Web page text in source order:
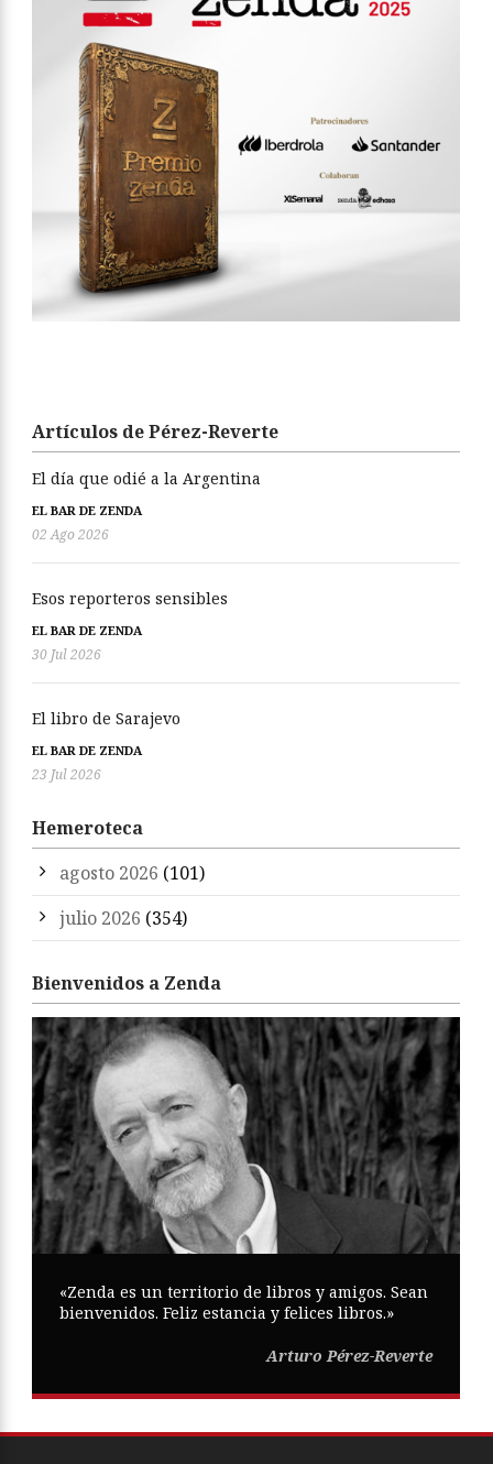
Artículos de Pérez-Reverte
El día que odié a la Argentina
EL BAR DE ZENDA
02 Ago 2026
Esos reporteros sensibles
EL BAR DE ZENDA
30 Jul 2026
El libro de Sarajevo
EL BAR DE ZENDA
23 Jul 2026
Hemeroteca
agosto 2026 (101)
julio 2026 (354)
Bienvenidos a Zenda
«Zenda es un territorio de libros y amigos. Sean
bienvenidos. Feliz estancia y felices libros.»
Arturo Pérez-Reverte